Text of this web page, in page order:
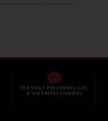
CONSEILS PERSONNALISÉS
D'UN PROFESSIONNEL